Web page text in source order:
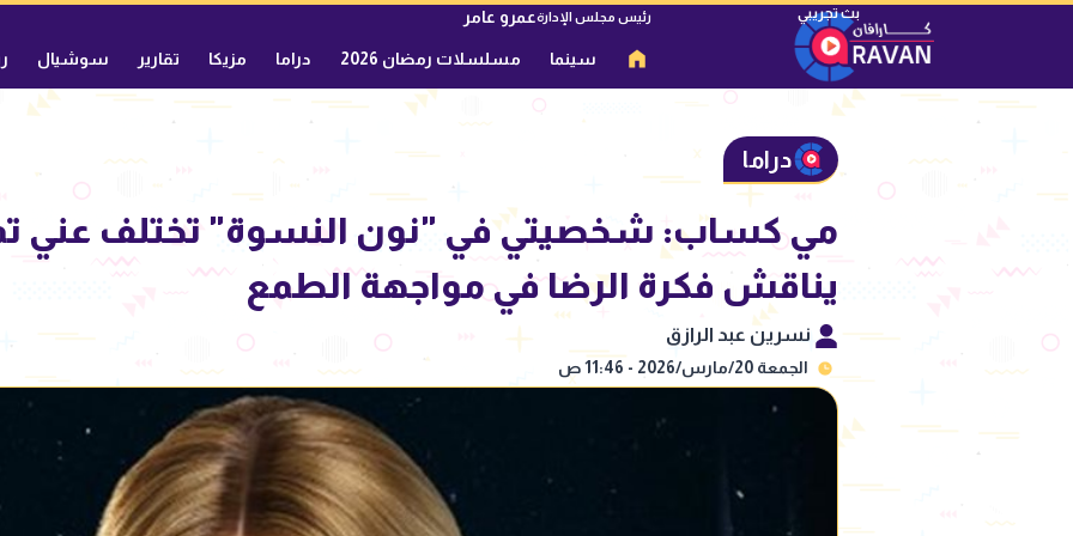
رئيس مجلس الإدارةعمرو عامر
سينما مسلسلات رمضان 2026 دراما مزيكا تقارير سوشيال
دراما
مي كساب: شخصيتي في "نون النسوة" تختلف عني
يناقش فكرة الرضا في مواجهة الطمع
نسرين عبد الرازق
الجمعة 20/مارس/2026 - 11:46 ص